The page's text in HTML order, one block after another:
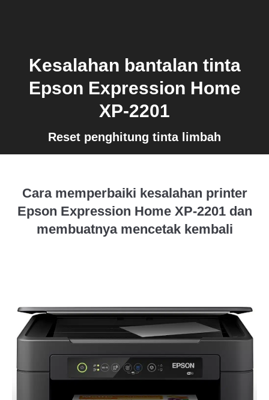
Kesalahan bantalan tinta
Epson Expression Home
XP-2201
Reset penghitung tinta limbah
Cara memperbaiki kesalahan printer
Epson Expression Home XP-2201 dan
membuatnya mencetak kembali